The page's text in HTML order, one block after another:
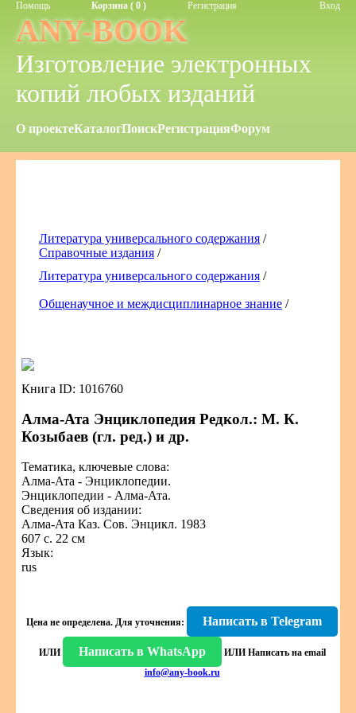
Помощь Корзина ( 0 ) Регистрация Вход
ANY-BOOK
Изготовление электронных
копий любых изданий
О проектеКаталогПоискРегистрацияФорум
Литература универсального содержания /
Справочные издания /
Литература универсального содержания /
Общенаучное и междисциплинарное знание /
Книга ID: 1016760
Алма-Ата Энциклопедия Редкол.: М. К.
Козыбаев (гл. ред.) и др.
Тематика, ключевые слова:
Алма-Ата - Энциклопедии.
Энциклопедии - Алма-Ата.
Сведения об издании:
Алма-Ата Каз. Сов. Энцикл. 1983
607 с. 22 см
Язык:
rus
Цена не определена. Для уточнения: Написать в Telegram
ИЛИ Написать в WhatsApp ИЛИ Написать на email
info@any-book.ru